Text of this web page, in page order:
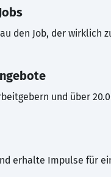
den Job, der wirklich
und über
erhalte Impulse für